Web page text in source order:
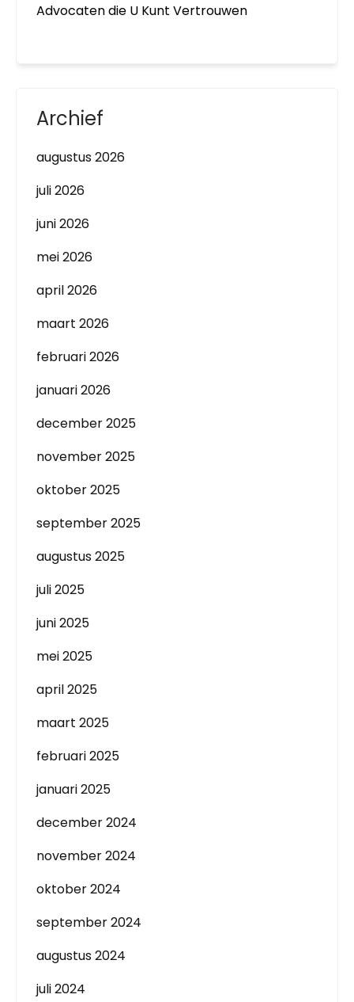
Advocaten die U Kunt Vertrouwen
Archief
augustus 2026
juli 2026
juni 2026
mei 2026
april 2026
maart 2026
februari 2026
januari 2026
december 2025
november 2025
oktober 2025
september 2025
augustus 2025
juli 2025
juni 2025
mei 2025
april 2025
maart 2025
februari 2025
januari 2025
december 2024
november 2024
oktober 2024
september 2024
augustus 2024
juli 2024